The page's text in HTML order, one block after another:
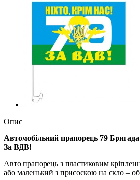
Опис
Автомобільний прапорець 79
За ВДВ!
Авто прапорець з пластиковим
або маленький з присоскою на скло –